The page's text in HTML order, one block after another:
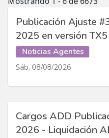
Noticias Agentes
Publicación Ajuste
2025 en versión TX5
Sáb, 08/08/2026
Cargos ADD
2026 - Liquidación